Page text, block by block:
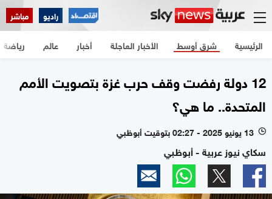
راديو مباشر
الرئيسية الأخبار العاجلة أخبار شرق أوسط عالم رياضة
12 دولة رفضت وقف حرب غزة بتصويت الأمم
المتحدة.. ما هي؟
l 13 يونيو 2025 - 02:27 بتوقيت أبوظبي
سكاي نيوز عربية - أبوظبي